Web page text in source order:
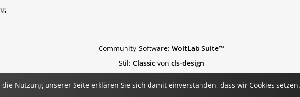
Community-Software: WoltLab Suite™
Stil: Classicvon cls-design
die Nutzung unserer Seite erklären Sie sich damit einverstanden, dass wir Cookies setzen.